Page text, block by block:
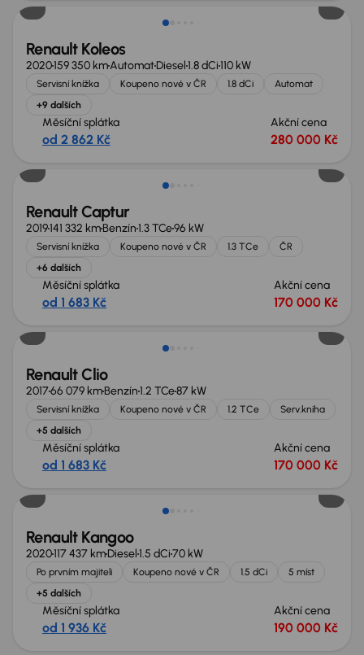
Renault Koleos
2020159 350 kmAutomatDiesel1.8 dCi110 kW
Servisní knížka Koupeno nové v ČR 1.8 dCi
Automat
+9 dalších
Měsíční splátka
od 2 862 Kč
Akční cena
280 000 Kč
Zlevněno o 20 000 Kč
Renault Captur
2019141 332 kmBenzín1.3 TCe96 kW
Servisní knížka Koupeno nové v ČR 1.3 TCe
ČR
+6 dalších
Měsíční splátka
od 1 683 Kč
Akční cena
170 000 Kč
Zlevněno o 10 000 Kč
Renault Clio
201766 079 kmBenzín1.2 TCe87 kW
Servisní knížka Koupeno nové v ČR 1.2 TCe
Serv.kniha
+5 dalších
Měsíční splátka
od 1 683 Kč
Akční cena
170 000 Kč
Nově v nabídce
Renault Kangoo
2020117 437 kmDiesel1.5 dCi70 kW
Po prvním majiteli Koupeno nové v ČR 1.5 dCi
5 míst
+5 dalších
Měsíční splátka
od 1 936 Kč
Akční cena
190 000 Kč
Zlevněno o 35 000 Kč